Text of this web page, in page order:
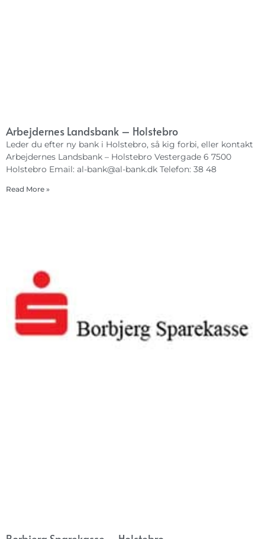
Arbejdernes Landsbank – Holstebro
Leder du efter ny bank i Holstebro, så kig forbi, eller kontakt
Arbejdernes Landsbank – Holstebro Vestergade 6 7500
Holstebro Email: al-bank@al-bank.dk Telefon: 38 48
Read More »